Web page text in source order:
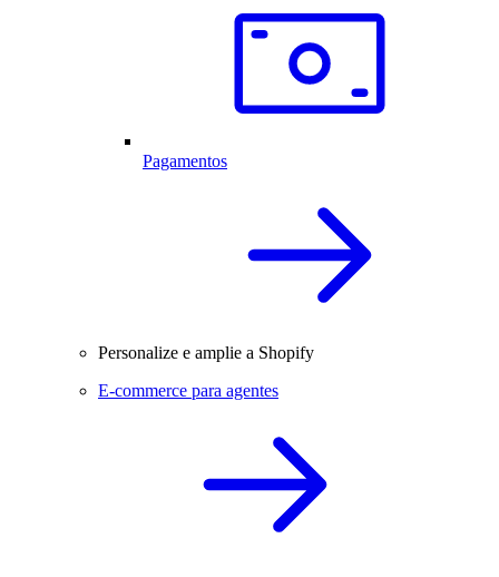
Pagamentos
Personalize e amplie a Shopify
E-commerce para agentes